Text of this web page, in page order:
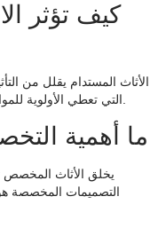
كيف تؤثر
الأثاث المستدام يقلل من
التي تعطي الأولوية للمواد الصديقة للبيئة المسافرين المهتمين بالبيئة.
ما أهمية
يخلق الأثاث المخصص
التصميمات المخصصة